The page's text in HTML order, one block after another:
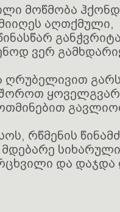
მოწმობა
აღთქმული,
ვერ
ღრუბელივით
რწმენის
და დაჯდა